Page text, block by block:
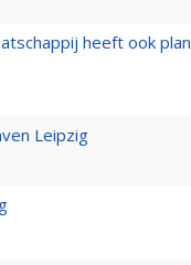
heeft ook plan
Leipzig